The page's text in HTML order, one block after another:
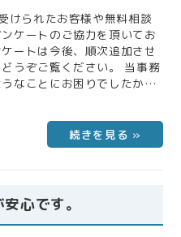
けられたお客様や無料相談
ケートのご協力を頂いてお
ートは今後、順次追加させ
うぞご覧ください。 当事務
なことにお困りでしたか?
全くの素人で全て先生にお
しています。ありがとうご
いただくことで不安は解消さ
心です。